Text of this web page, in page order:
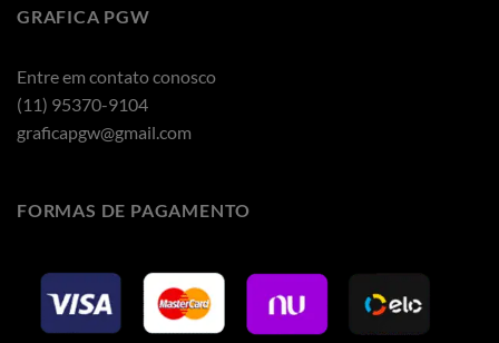
GRAFICA PGW
Entre em contato conosco
(11) 95370-9104
graficapgw@gmail.com
FORMAS DE PAGAMENTO